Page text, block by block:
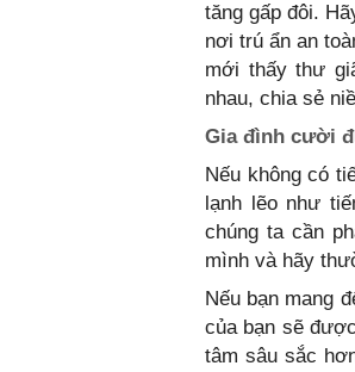
tăng gấp đôi.
nơi trú ẩn an
mới thấy thư
nhau, chia sẻ
Gia đình cười
Nếu không có
lạnh lẽo như
chúng ta cần
mình và hãy
Nếu bạn mang
của bạn sẽ
tâm sâu sắc